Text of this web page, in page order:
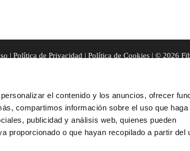
el contenido y los anuncios, ofrecer
compartimos información sobre el uso que haga
publicidad y análisis web, quienes pueden
proporcionado o que hayan recopilado a partir del
| Política de Privacidad | Política de Cookies| © 2026